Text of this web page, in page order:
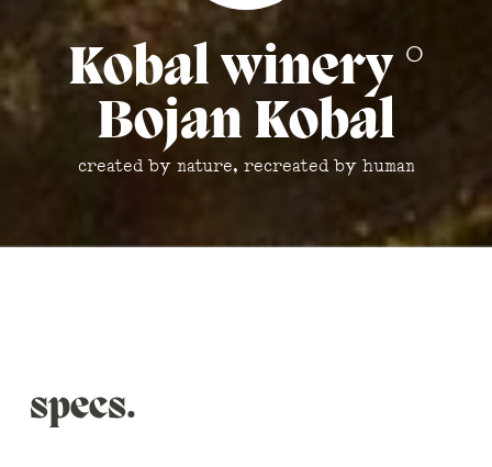
Kobal winery °
Bojan Kobal
created by nature, recreated by human
specs.